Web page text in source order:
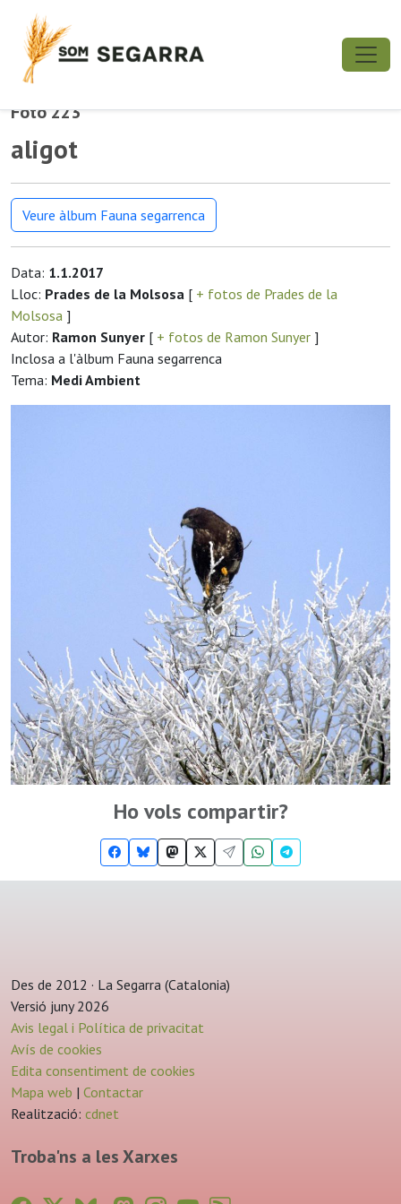
Foto 223
aligot
Veure àlbum Fauna segarrenca
Data: 1.1.2017
Lloc: Prades de la Molsosa [ + fotos de Prades de la
Molsosa ]
Autor: Ramon Sunyer [ + fotos de Ramon Sunyer ]
Inclosa a l'àlbum Fauna segarrenca
Tema: Medi Ambient
Ho vols compartir?
Des de 2012 · La Segarra (Catalonia)
Versió juny 2026
Avis legal i Política de privacitat
Avís de cookies
Edita consentiment de cookies
Mapa web | Contactar
Realització: cdnet
Troba'ns a les Xarxes